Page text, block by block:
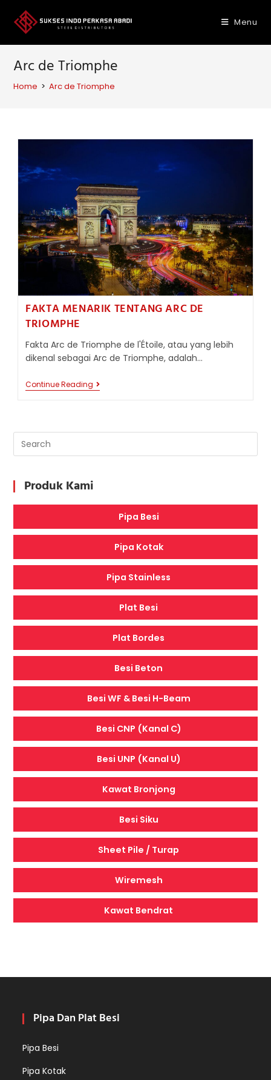
content
Menu
Arc de Triomphe
Home > Arc de Triomphe
FAKTA MENARIK TENTANG ARC DE
TRIOMPHE
Fakta Arc de Triomphe de l'Étoile, atau yang lebih
dikenal sebagai Arc de Triomphe, adalah…
Continue Reading FAKTA
MENARIK
TRIOMPHE
Produk Kami
Pipa Besi
Pipa Kotak
Pipa Stainless
Plat Besi
Plat Bordes
Besi Beton
Besi WF & Besi H-Beam
Besi CNP (Kanal C)
Besi UNP (Kanal U)
Kawat Bronjong
Besi Siku
Sheet Pile / Turap
Wiremesh
Kawat Bendrat
Pipa Dan Plat Besi
Pipa Besi
Pipa Kotak